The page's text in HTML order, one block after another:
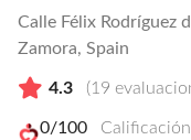
Calle Félix Rodríguez
Zamora, Spain
4.3 (19
0/100